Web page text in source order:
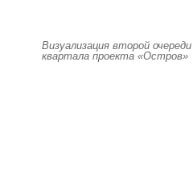
Визуализация второй
квартала проекта «Остров»